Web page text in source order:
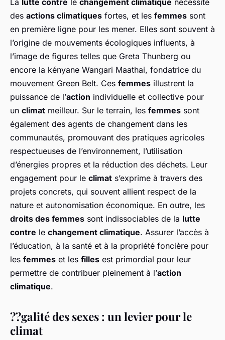
des actions climatiques fortes, et les femmes sont
en première ligne pour les mener. Elles sont souvent à
l’origine de mouvements écologiques influents, à
l’image de figures telles que Greta Thunberg ou
encore la kényane Wangari Maathai, fondatrice du
mouvement Green Belt. Ces femmes illustrent la
puissance de l’action individuelle et collective pour
un climat meilleur. Sur le terrain, les femmes sont
également des agents de changement dans les
communautés, promouvant des pratiques agricoles
respectueuses de l’environnement, l’utilisation
d’énergies propres et la réduction des déchets. Leur
engagement pour le climat s’exprime à travers des
projets concrets, qui souvent allient respect de la
nature et autonomisation économique. En outre, les
droits des femmes sont indissociables de la lutte
contre le changement climatique. Assurer l’accès à
l’éducation, à la santé et à la propriété foncière pour
les femmes et les filles est primordial pour leur
permettre de contribuer pleinement à l’action
climatique.
??galité des sexes : un levier pour le
climat